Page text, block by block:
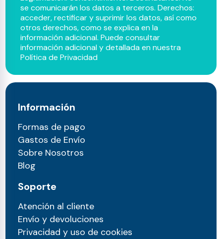
se comunicarán los datos a terceros. Derechos:
acceder, rectificar y suprimir los datos, así como
otros derechos, como se explica en la
información adicional. Puede consultar
información adicional y detallada en nuestra
Política de Privacidad
Información
Formas de pago
Gastos de Envío
Sobre Nosotros
Blog
Soporte
Atención al cliente
Envío y devoluciones
Privacidad y uso de cookies